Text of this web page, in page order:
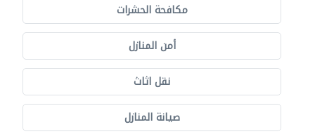
مكافحة الحشرات
أمن المنازل
نقل اثاث
صيانة المنازل